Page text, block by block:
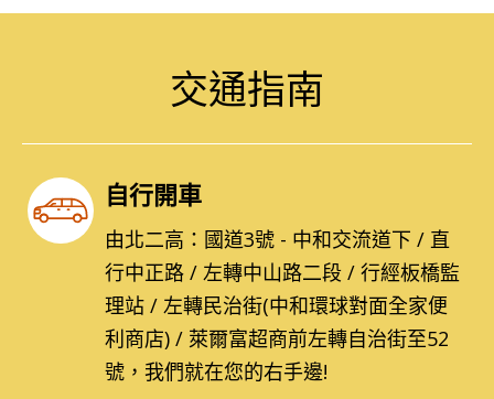
交通指南
自行開車
由北二高：國道3號 - 中和交流道下 / 直
行中正路 / 左轉中山路二段 / 行經板橋監
理站 / 左轉民治街(中和環球對面全家便
利商店) / 萊爾富超商前左轉自治街至52
號，我們就在您的右手邊!